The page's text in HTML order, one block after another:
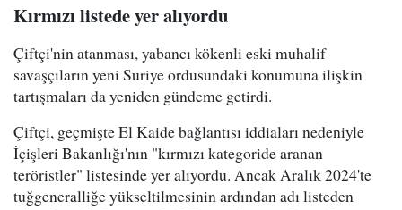
Kırmızı listede yer alıyordu
Çiftçi'nin atanması, yabancı kökenli eski muhalif
savaşçıların yeni Suriye ordusundaki konumuna ilişkin
tartışmaları da yeniden gündeme getirdi.
Çiftçi, geçmişte El Kaide bağlantısı iddiaları nedeniyle
İçişleri Bakanlığı'nın "kırmızı kategoride aranan
teröristler" listesinde yer alıyordu. Ancak Aralık 2024'te
tuğgeneralliğe yükseltilmesinin ardından adı listeden